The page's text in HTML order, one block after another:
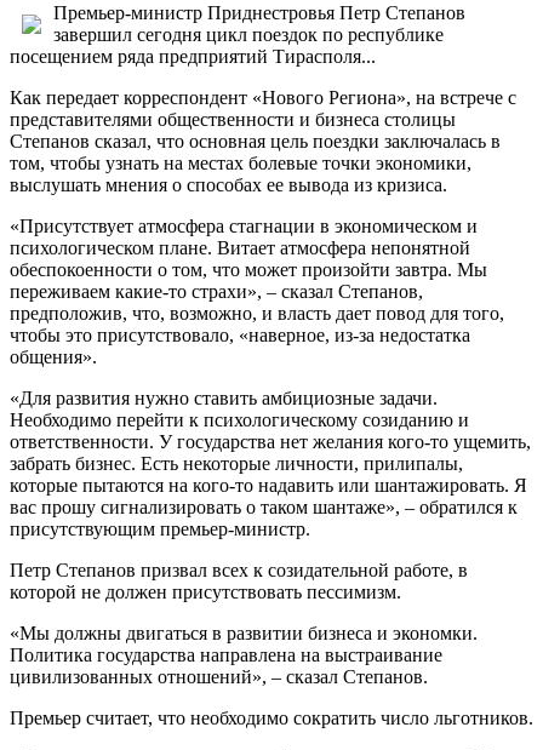
Премьер-министр Приднестровья Петр Степанов
завершил сегодня цикл поездок по республике
посещением ряда предприятий Тирасполя...
Как передает корреспондент «Нового Региона», на встрече с
представителями общественности и бизнеса столицы
Степанов сказал, что основная цель поездки заключалась в
том, чтобы узнать на местах болевые точки экономики,
выслушать мнения о способах ее вывода из кризиса.
«Присутствует атмосфера стагнации в экономическом и
психологическом плане. Витает атмосфера непонятной
обеспокоенности о том, что может произойти завтра. Мы
переживаем какие-то страхи», – сказал Степанов,
предположив, что, возможно, и власть дает повод для того,
чтобы это присутствовало, «наверное, из-за недостатка
общения».
«Для развития нужно ставить амбициозные задачи.
Необходимо перейти к психологическому созиданию и
ответственности. У государства нет желания кого-то ущемить,
забрать бизнес. Есть некоторые личности, прилипалы,
которые пытаются на кого-то надавить или шантажировать. Я
вас прошу сигнализировать о таком шантаже», – обратился к
присутствующим премьер-министр.
Петр Степанов призвал всех к созидательной работе, в
которой не должен присутствовать пессимизм.
«Мы должны двигаться в развитии бизнеса и экономки.
Политика государства направлена на выстраивание
цивилизованных отношений», – сказал Степанов.
Премьер считает, что необходимо сократить число льготников.